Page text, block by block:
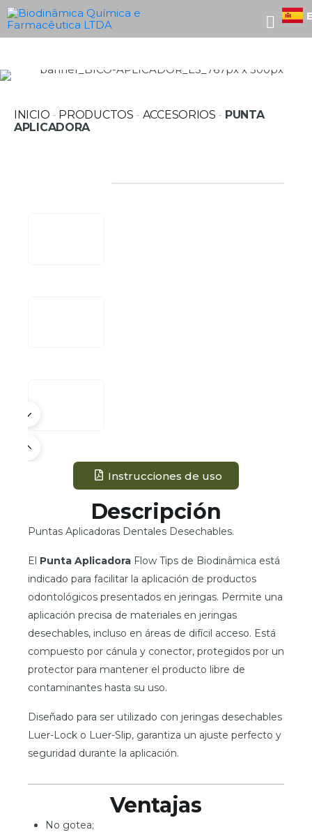
INICIO - PRODUCTOS - ACCESORIOS - PUNTA
APLICADORA
Instrucciones de uso
Descripción
Puntas Aplicadoras Dentales Desechables.
El Punta Aplicadora Flow Tips de Biodinâmica está
indicado para facilitar la aplicación de productos
odontológicos presentados en jeringas. Permite una
aplicación precisa de materiales en jeringas
desechables, incluso en áreas de difícil acceso. Está
compuesto por cánula y conector, protegidos por un
protector para mantener el producto libre de
contaminantes hasta su uso.
Diseñado para ser utilizado con jeringas desechables
Luer-Lock o Luer-Slip, garantiza un ajuste perfecto y
seguridad durante la aplicación.
Ventajas
No gotea;